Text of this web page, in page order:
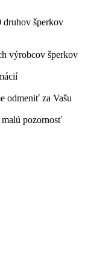
druhov šperkov
výrobcov šperkov
odmeniť za Vašu
pozornosť